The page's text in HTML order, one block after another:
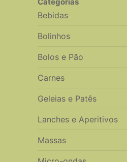
Bebidas
Bolinhos
Bolos e Pão
Carnes
Geleias e Patês
Lanches e Aperitivos
Massas